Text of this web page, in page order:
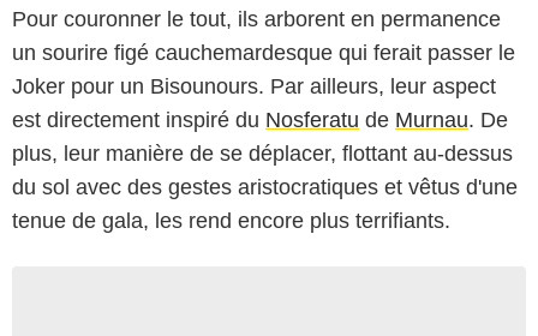
Pour couronner le tout, ils arborent en permanence
un sourire figé cauchemardesque qui ferait passer le
Joker pour un Bisounours. Par ailleurs, leur aspect
est directement inspiré du Nosferatu de Murnau. De
plus, leur manière de se déplacer, flottant au-dessus
du sol avec des gestes aristocratiques et vêtus d'une
tenue de gala, les rend encore plus terrifiants.